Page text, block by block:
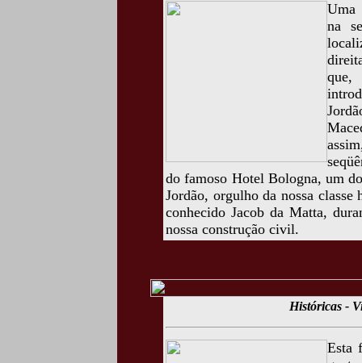
Uma
na
que,
do famoso Hotel Bologna, um
Jordão, orgulho da nossa
conhecido Jacob da Matta,
nossa construção civil.
Históricas -
Esta